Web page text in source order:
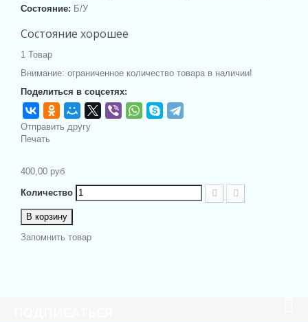
Состояние: Б/У
Состояние хорошее
1 Товар
Внимание: ограниченное количество товара в наличии!
Поделиться в соцсетях:
Отправить другу
Печать
400,00 руб
Количество
В корзину
Запомнить товар